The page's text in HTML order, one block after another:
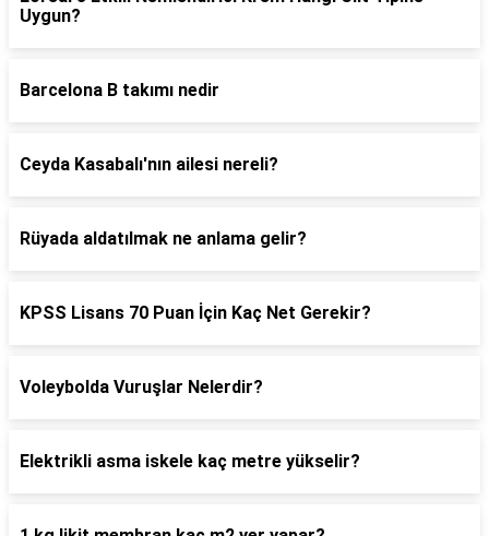
Uygun?
Barcelona B takımı nedir
Ceyda Kasabalı'nın ailesi nereli?
Rüyada aldatılmak ne anlama gelir?
KPSS Lisans 70 Puan İçin Kaç Net Gerekir?
Voleybolda Vuruşlar Nelerdir?
Elektrikli asma iskele kaç metre yükselir?